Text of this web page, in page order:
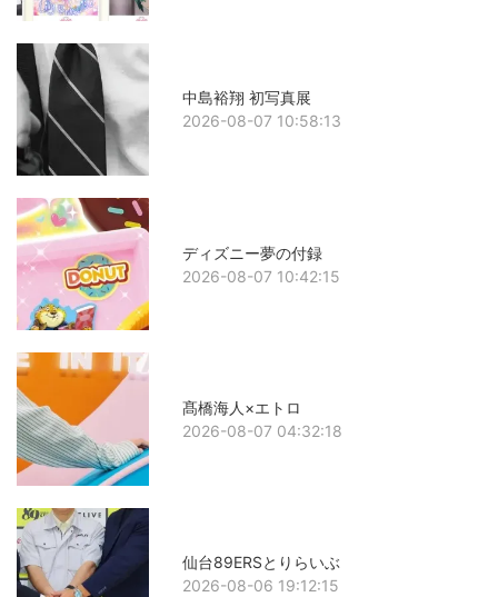
中島裕翔 初写真展
2026-08-07 10:58:13
ディズニー夢の付録
2026-08-07 10:42:15
髙橋海人×エトロ
2026-08-07 04:32:18
仙台89ERSとりらいぶ
2026-08-06 19:12:15